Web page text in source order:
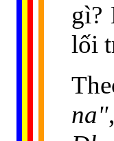
gì?
lối
na"